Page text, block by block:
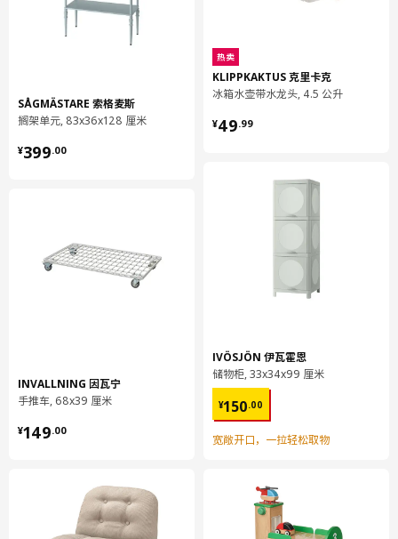
503.332.85
SÅGMÄSTARE 索格麦斯
搁架单元, 83x36x128 厘米
¥399.00
¥ 399.00
INVALLNING 因瓦宁
手推车, 68x39 厘米
¥149.00
¥ 149.00
热卖
KLIPPKAKTUS 克里卡克
冰箱水壶带水龙头, 4.5 公升
¥49.99
¥ 49.99
IVÖSJÖN 伊瓦霍恩
储物柜, 33x34x99 厘米
¥150.00
¥ 150.00
宽敞开口，一拉轻松取物